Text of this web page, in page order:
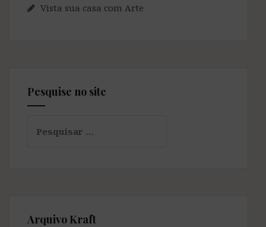
Vista sua casa com Arte
Pesquise no site
por:
Arquivo Kraft